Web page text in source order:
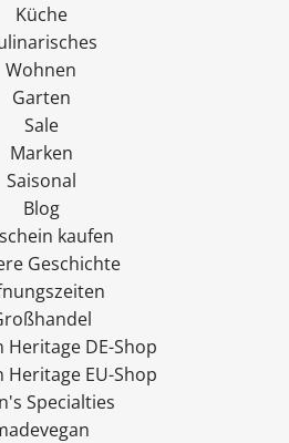
Küche
Wohnen
Garten
Sale
Marken
Saisonal
Blog
kaufen
Geschichte
Heritage DE-Shop
Heritage EU-Shop
Specialties